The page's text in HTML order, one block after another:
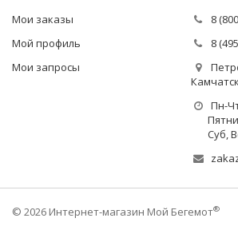
Мои заказы
Мой профиль
Мои запросы
8
8
Пн-
Суб,
© 2026 Интернет-магазин Мой Бегемот®